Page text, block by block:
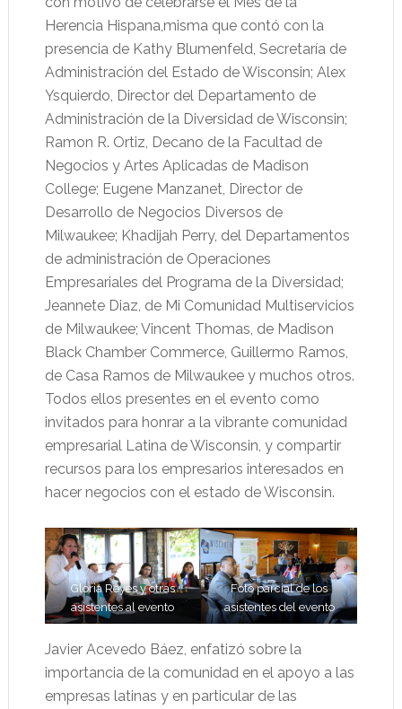
Herencia Hispana,misma que contó con la
presencia de Kathy Blumenfeld, Secretaría de
Administración del Estado de Wisconsin; Alex
Ysquierdo, Director del Departamento de
Administración de la Diversidad de Wisconsin;
Ramon R. Ortiz, Decano de la Facultad de
Negocios y Artes Aplicadas de Madison
College; Eugene Manzanet, Director de
Desarrollo de Negocios Diversos de
Milwaukee; Khadijah Perry, del Departamentos
de administración de Operaciones
Empresariales del Programa de la Diversidad;
Jeannete Diaz, de Mi Comunidad Multiservicios
de Milwaukee; Vincent Thomas, de Madison
Black Chamber Commerce, Guillermo Ramos,
de Casa Ramos de Milwaukee y muchos otros.
Todos ellos presentes en el evento como
invitados para honrar a la vibrante comunidad
empresarial Latina de Wisconsin, y compartir
recursos para los empresarios interesados en
hacer negocios con el estado de Wisconsin.
Gloria Reyes y otras
asistentes al evento
Foto parcial de los
asistentes del evento
Javier Acevedo Báez, enfatizó sobre la
importancia de la comunidad en el apoyo a las
empresas latinas y en particular de las